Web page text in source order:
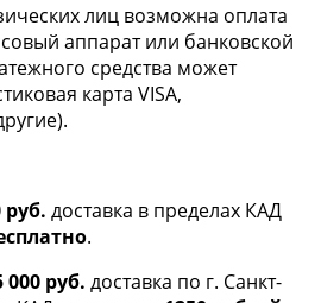
лиц возможна оплата
аппарат или банковской
средства может
карта VISA,
руб. доставка в пределах КАД
.
руб. доставка по г. Санкт-